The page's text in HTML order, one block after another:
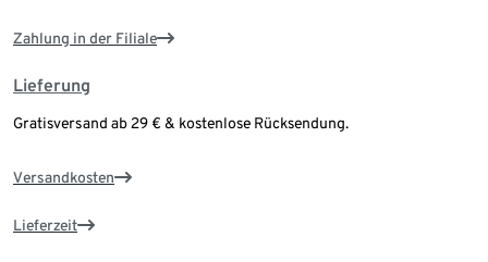
Zahlung in der Filiale
Lieferung
Gratisversand ab 29 € & kostenlose Rücksendung.
Versandkosten
Lieferzeit